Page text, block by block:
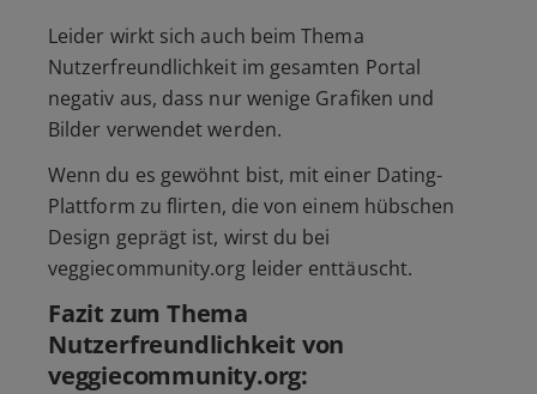
Leider wirkt sich auch beim Thema
Nutzerfreundlichkeit im gesamten Portal
negativ aus, dass nur wenige Grafiken und
Bilder verwendet werden.
Wenn du es gewöhnt bist, mit einer Dating-
Plattform zu flirten, die von einem hübschen
Design geprägt ist, wirst du bei
veggiecommunity.org leider enttäuscht.
Fazit zum Thema
Nutzerfreundlichkeit von
veggiecommunity.org: